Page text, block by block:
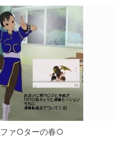
ト○ートファ○ターの春○